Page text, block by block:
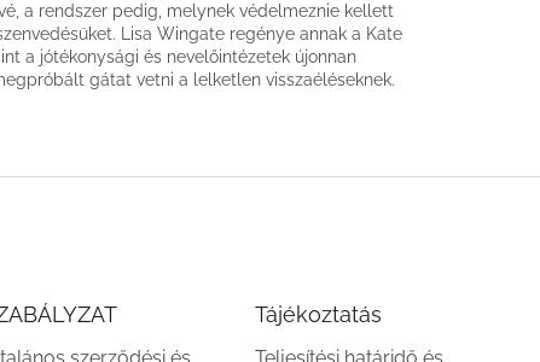
a rendszer pedig, melynek védelmeznie kellett
Lisa Wingate regénye annak a Kate
a jótékonysági és nevelőintézetek újonnan
gátat vetni a lelketlen visszaéléseknek.
Tájékoztatás